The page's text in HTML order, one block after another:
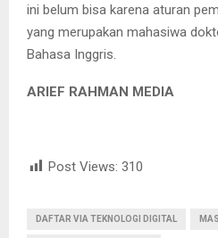
ini belum bisa karena aturan
yang merupakan mahasiwa
Bahasa Inggris.
ARIEF RAHMAN MEDIA
Post Views: 310
DAFTAR VIA TEKNOLOGI DIGITAL